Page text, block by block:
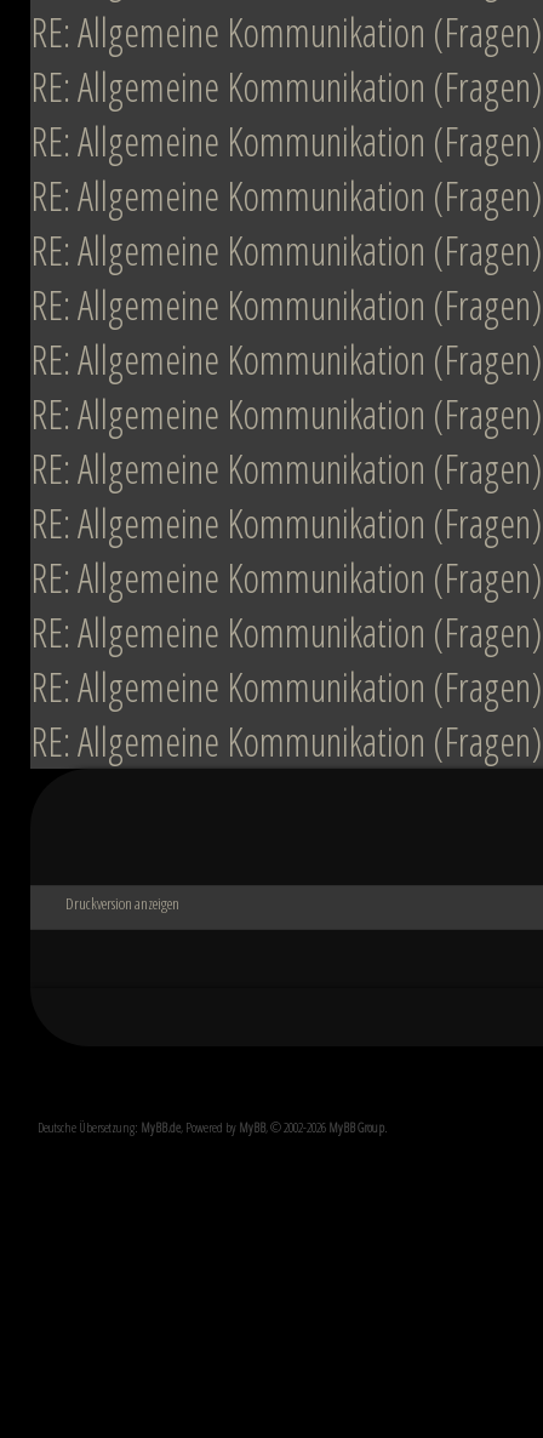
RE: Allgemeine Kommunikation (Fragen)
RE: Allgemeine Kommunikation (Fragen)
RE: Allgemeine Kommunikation (Fragen)
RE: Allgemeine Kommunikation (Fragen)
RE: Allgemeine Kommunikation (Fragen)
RE: Allgemeine Kommunikation (Fragen)
RE: Allgemeine Kommunikation (Fragen)
RE: Allgemeine Kommunikation (Fragen)
RE: Allgemeine Kommunikation (Fragen)
RE: Allgemeine Kommunikation (Fragen)
RE: Allgemeine Kommunikation (Fragen)
RE: Allgemeine Kommunikation (Fragen)
RE: Allgemeine Kommunikation (Fragen)
RE: Allgemeine Kommunikation (Fragen)
Druckversion anzeigen
Deutsche Übersetzung: MyBB.de, Powered by MyBB, © 2002-2026 MyBB Group.